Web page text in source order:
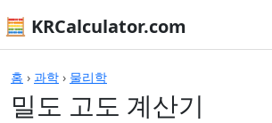
🧮 KRCalculator.com
홈 › 과학 › 물리학
밀도 고도 계산기
계산기